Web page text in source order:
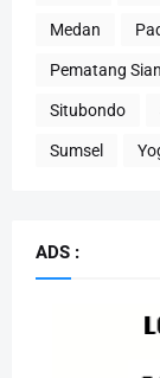
Medan
Pematang
Situbondo
Sumsel
ADS :